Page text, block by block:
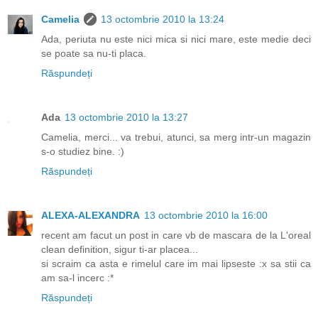
Camelia
13 octombrie 2010 la 13:24
Ada, periuta nu este nici mica si nici mare, este medie deci
se poate sa nu-ti placa.
Răspundeți
Ada 13 octombrie 2010 la 13:27
Camelia, merci... va trebui, atunci, sa merg intr-un magazin
s-o studiez bine. :)
Răspundeți
ALEXA-ALEXANDRA 13 octombrie 2010 la 16:00
recent am facut un post in care vb de mascara de la L'oreal
clean definition, sigur ti-ar placea...
si scraim ca asta e rimelul care im mai lipseste :x sa stii ca
am sa-l incerc :*
Răspundeți